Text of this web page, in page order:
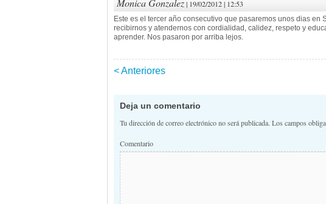
Monica Gonzalez| 19/02/2012 | 12:53
Este es el tercer año consecutivo que pasaremos unos dias en
recibirnos y atendernos con cordialidad, calidez, respeto y
aprender. Nos pasaron por arriba lejos.
< Anteriores
Deja un comentario
Tu dirección de correo electrónico no será publicada. Los campos
Comentario